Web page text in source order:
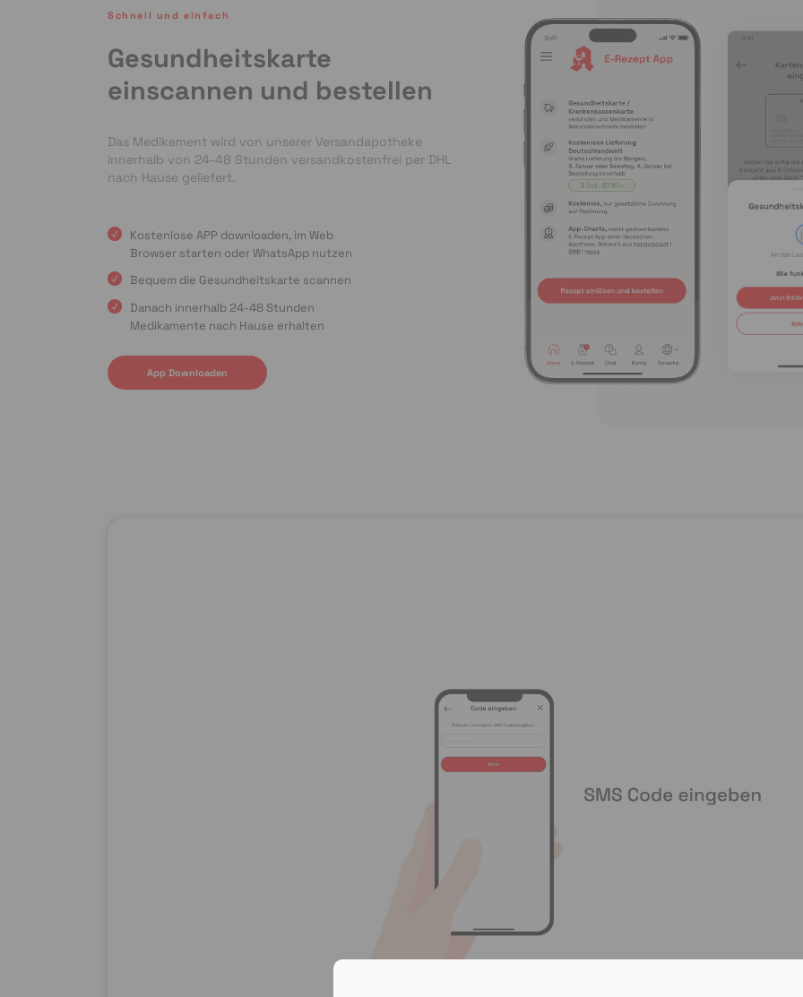
Schnell und einfach
Gesundheitskarte
einscannen und bestellen
Das Medikament wird von unserer Versandapotheke
innerhalb von 24-48 Stunden versandkostenfrei per DHL
nach Hause geliefert.
Kostenlose APP downloaden, im Web
Browser starten oder WhatsApp nutzen
Bequem die Gesundheitskarte scannen
Danach innerhalb 24-48 Stunden
Medikamente nach Hause erhalten
App Downloaden